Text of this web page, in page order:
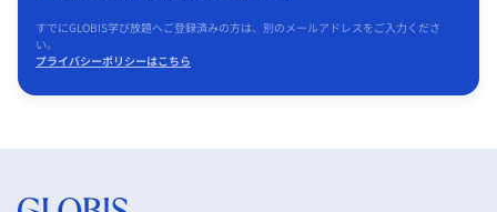
すでにGLOBIS学び放題へご登録済みの方は、別のメールアドレスをご入力くださ
い。
プライバシーポリシーはこちら